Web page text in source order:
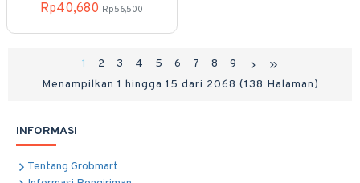
Rp40,680 Rp56,500
1 2 3 4 5 6 7 8
9
Menampilkan 1 hingga 15 dari 2068 (138 Halaman)
INFORMASI
Tentang Grobmart